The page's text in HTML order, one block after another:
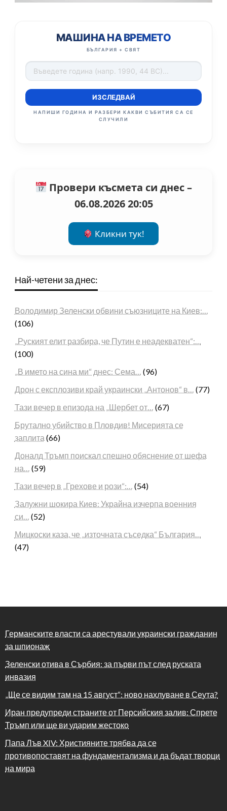
МАШИНА НА ВРЕМЕТО
БЪЛГАРИЯ + СВЯТ
ИЗСЛЕДВАЙ
НАПИШИ ГОДИНА И РАЗБЕРИ КАКВИ СЪБИТИЯ СА СЕ
СЛУЧИЛИ
Провери късмета си днес –
06.08.2026 20:05
Кликни тук!
Най-четени за днес:
Володимир Зеленски обвини съюзниците на Киев:…
(106)
„Руският елит разбира, че Путин е неадекватен“:…
(100)
„В името на сина ми“ днес: Сема… (96)
Дрон с експлозиви край украински „Антонов“ в… (77)
Тази вечер в епизода на „Шербет от… (67)
Брутално убийство в Пловдив! Мисерията се
заплита (66)
Доналд Тръмп поискал спешно обяснение от шефа
на… (59)
Тази вечер в „Грехове и рози“:… (54)
Залужни шокира Киев: Украйна изчерпа военния
си… (52)
Мицкоски каза, че „източната съседка“ България…
(47)
Германските власти са арестували украински гражданин
за шпионаж
Зеленски отива в Сърбия: за първи път след руската
инвазия
„Ще се видим там на 15 август“: ново нахлуване в Сеута?
Иран предупреди страните от Персийския залив: Спрете
Тръмп или ще ви ударим жестоко
Папа Лъв XIV: Християните трябва да се
противопоставят на фундаментализма и да бъдат творци
на мира